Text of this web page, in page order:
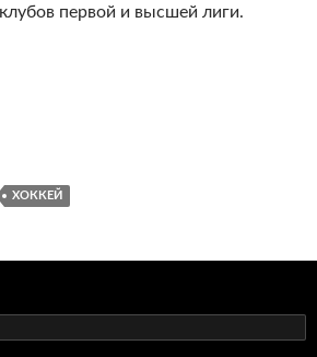
первой и высшей лиги.
«Смена» (Северск)
ХОККЕЙ